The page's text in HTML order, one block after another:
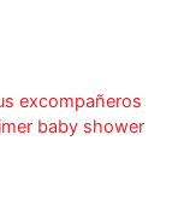
excompañeros
baby shower